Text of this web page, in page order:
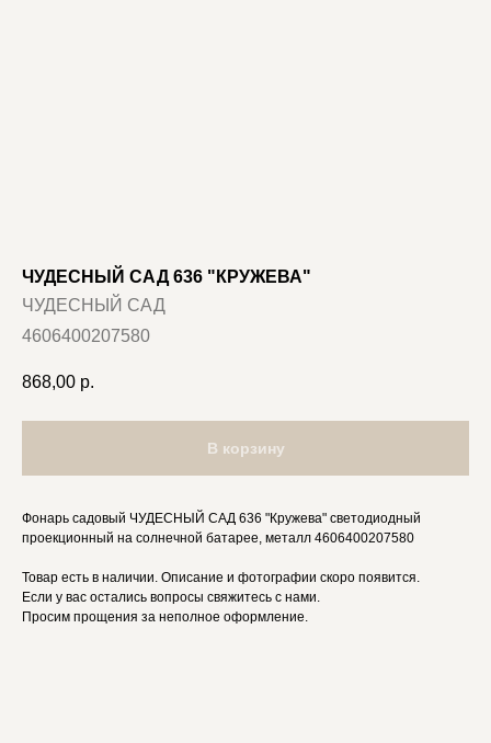
ЧУДЕСНЫЙ САД 636 "КРУЖЕВА"
ЧУДЕСНЫЙ САД
4606400207580
868,00 р.
В корзину
Фонарь садовый ЧУДЕСНЫЙ САД 636 "Кружева" светодиодный
проекционный на солнечной батарее, металл 4606400207580
Товар есть в наличии. Описание и фотографии скоро появится.
Если у вас остались вопросы свяжитесь с нами.
Просим прощения за неполное оформление.